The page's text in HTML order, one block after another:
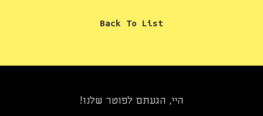
Back To List
היי, הגעתם לפוטר שלנו!